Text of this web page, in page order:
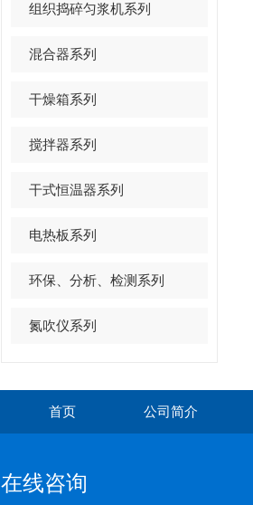
组织捣碎匀浆机系列
混合器系列
干燥箱系列
搅拌器系列
干式恒温器系列
电热板系列
环保、分析、检测系列
氮吹仪系列
首页 公司简介
在线咨询